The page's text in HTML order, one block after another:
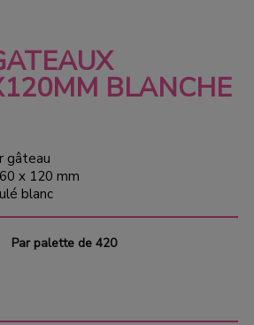
BLANCHE
gâteau
x 120 mm
blanc
Par palette de 420